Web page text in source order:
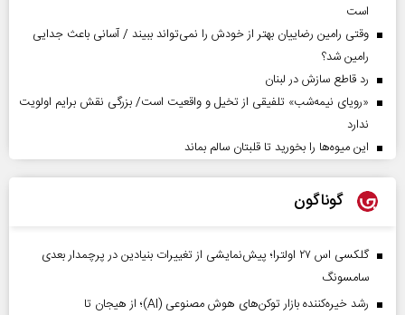
است
وقتی رامین رضاییان بهتر از خودش را نمی‌تواند ببیند / آسانی باعث جدایی
رامین شد؟
رد قاطع سازش در لبنان
«رویای نیمه‌شب» تلفیقی از تخیل و واقعیت است/ بزرگی نقش برایم اولویت
ندارد
این میوه‌ها را بخورید تا قلبتان سالم بماند
گوناگون
گلکسی اس ۲۷ اولترا؛ پیش‌نمایشی از تغییرات بنیادین در پرچمدار بعدی
سامسونگ
رشد خیره‌کننده بازار توکن‌های هوش مصنوعی (AI)؛ از هیجان تا